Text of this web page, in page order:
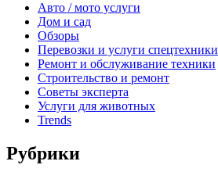
Авто / мото услуги
Дом и сад
Обзоры
Перевозки и услуги спецтехники
Ремонт и обслуживание техники
Строительство и ремонт
Советы эксперта
Услуги для животных
Trends
Рубрики